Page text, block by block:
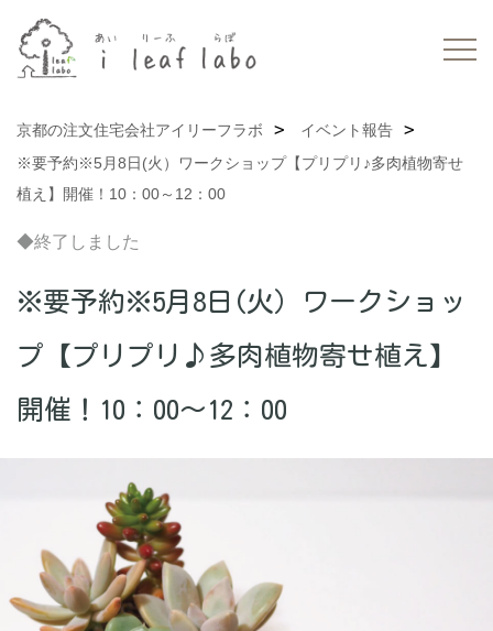
京都の注文住宅会社アイリーフラボ
イベント報告
※要予約※5月8日(火）ワークショップ【プリプリ♪多肉植物寄せ
植え】開催！10：00～12：00
◆終了しました
※要予約※5月8日(火）ワークショッ
プ【プリプリ♪多肉植物寄せ植え】
開催！10：00～12：00